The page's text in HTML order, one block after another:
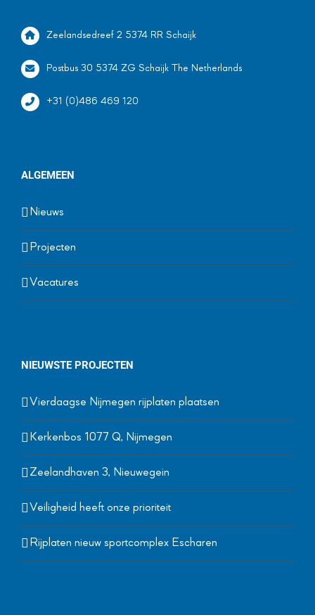
Zeelandsedreef 2 5374 RR Schaijk
Postbus 30 5374 ZG Schaijk The Netherlands
+31 (0)486 469 120
ALGEMEEN
Nieuws
Projecten
Vacatures
NIEUWSTE PROJECTEN
Vierdaagse Nijmegen rijplaten plaatsen
Kerkenbos 1077 Q, Nijmegen
Zeelandhaven 3, Nieuwegein
Veiligheid heeft onze prioriteit
Rijplaten nieuw sportcomplex Escharen